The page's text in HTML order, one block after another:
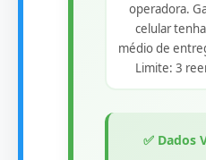
operadora.
celular
médio de
Limite: 3
✅ Dados